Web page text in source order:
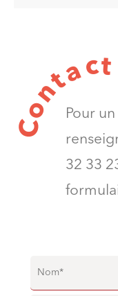
C
o
n
tact
Pour
32 33